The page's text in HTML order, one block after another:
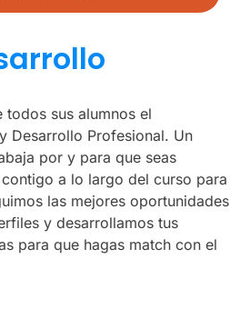
todos sus alumnos el
Desarrollo Profesional. Un
por y para que seas
a lo largo del curso para
las mejores oportunidades
y desarrollamos tus
para que hagas match con el